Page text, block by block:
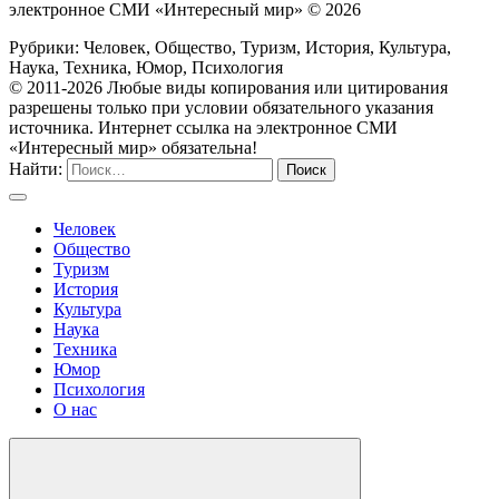
электронное СМИ «Интересный мир» © 2026
Рубрики: Человек, Общество, Туризм, История, Культура,
Наука, Техника, Юмор, Психология
© 2011-2026 Любые виды копирования или цитирования
разрешены только при условии обязательного указания
источника. Интернет ссылка на электронное СМИ
«Интересный мир» обязательна!
Найти:
Человек
Общество
Туризм
История
Культура
Наука
Техника
Юмор
Психология
О нас